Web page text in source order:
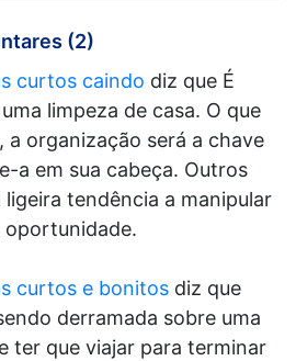
(2)
curtos caindo diz que É
limpeza de casa. O que
a organização será a chave
a em sua cabeça. Outros
tendência a manipular
oportunidade.
curtos e bonitos diz que
derramada sobre uma
ter que viajar para terminar